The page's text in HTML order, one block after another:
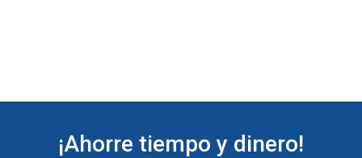
¡Ahorre tiempo y dinero!